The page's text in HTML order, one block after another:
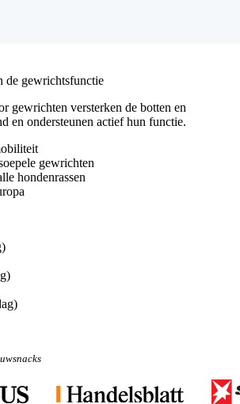
de gewrichtsfunctie
gewrichten versterken de botten en
en ondersteunen actief hun functie.
gewrichten
hondenrassen